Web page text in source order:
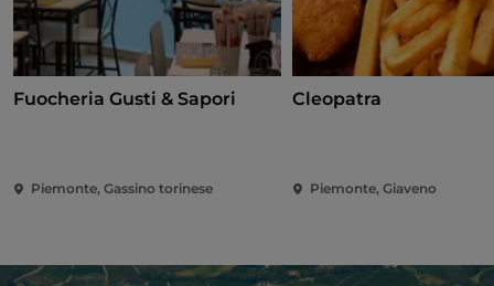
Fuocheria Gusti & Sapori
Piemonte, Gassino torinese
Cleopatra
Piemonte, Giaveno